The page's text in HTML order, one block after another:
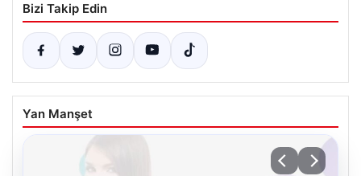
Bizi Takip Edin
Yan Manşet